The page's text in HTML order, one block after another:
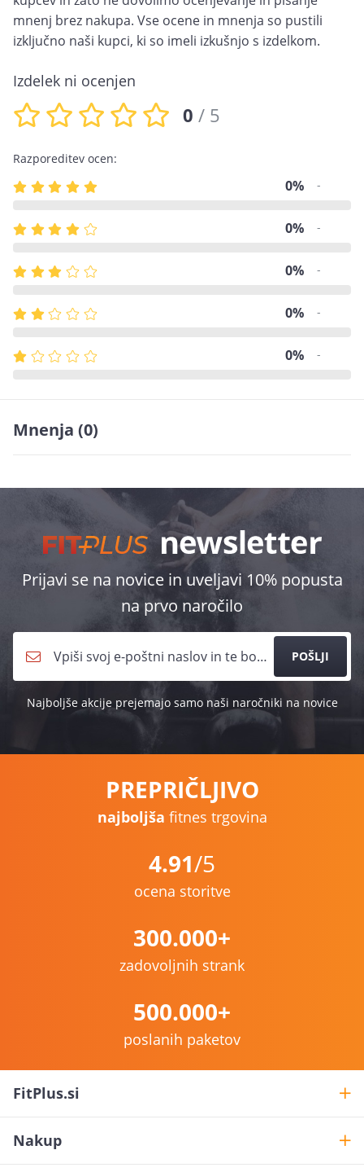
mnenj brez nakupa. Vse ocene in mnenja so pustili
izključno naši kupci, ki so imeli izkušnjo s izdelkom.
Izdelek ni ocenjen
0 / 5
Razporeditev ocen:
0% -
0% -
0% -
0% -
0% -
Mnenja (0)
Prijavi se na novice in uveljavi 10% popusta
na prvo naročilo
POŠLJI
Najboljše akcije prejemajo samo naši naročniki na novice
PREPRIČLJIVO
najboljša fitnes trgovina
4.91/5
ocena storitve
300.000+
zadovoljnih strank
500.000+
poslanih paketov
FitPlus.si
Nakup